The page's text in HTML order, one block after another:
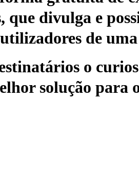
que divulga e
de
o
solução para